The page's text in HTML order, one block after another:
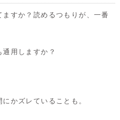
すか？読めるつもりが、一番
用しますか？
かズレていることも。